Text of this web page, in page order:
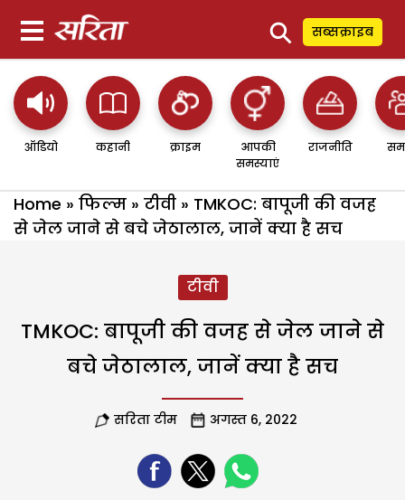
⚲ सब्सक्राइब
ऑडियो कहानी क्राइम
आपकी
समस्याएं
राजनीति
Home » फिल्म » टीवी » TMKOC: बापूजी की वजह
से जेल जाने से बचे जेठालाल, जानें क्या है सच
टीवी
TMKOC: बापूजी की वजह से जेल जाने से
बचे जेठालाल, जानें क्या है सच
सरिता टीम अगस्त 6, 2022